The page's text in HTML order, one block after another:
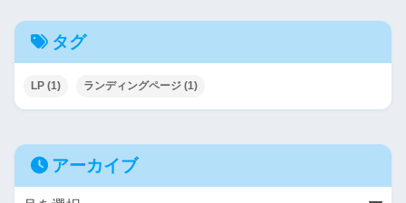
タグ
LP (1) ランディングページ (1)
アーカイブ